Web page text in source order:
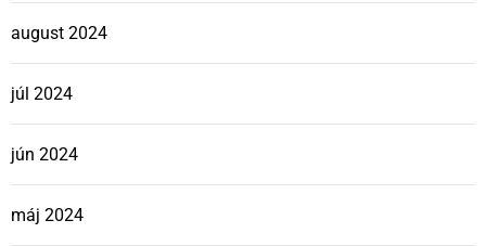
august 2024
júl 2024
jún 2024
máj 2024